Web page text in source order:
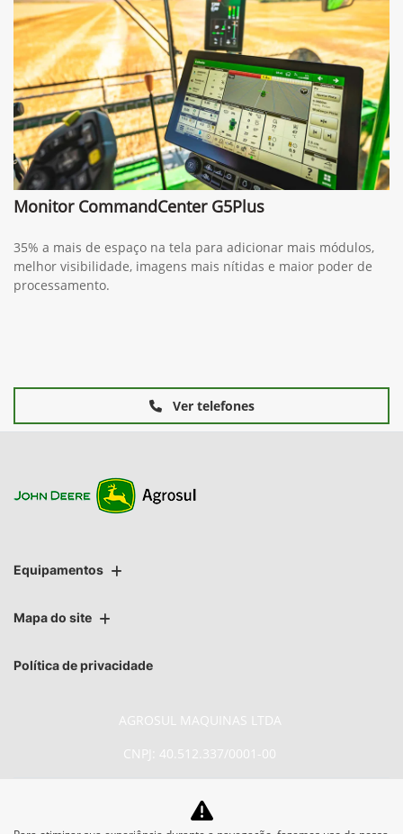
Monitor CommandCenter G5Plus
35% a mais de espaço na tela para adicionar mais módulos,
melhor visibilidade, imagens mais nítidas e maior poder de
processamento.
Ver telefones
Equipamentos
Mapa do site
Política de privacidade
AGROSUL MAQUINAS LTDA
CNPJ: 40.512.337/0001-00